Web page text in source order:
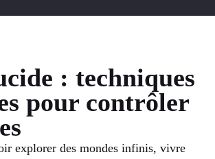
: techniques
pour contrôler
explorer des mondes infinis, vivre